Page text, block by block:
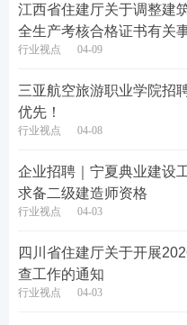
五、结果应用
年度评价结果对在冀企
评价结果为A、B等次的
六、组织实施
责，省出省建筑队伍服
附件： 2025年度评价表
江西省住建厅关于调整建
全生产考核合格证书有关
行业视点 04-09
三亚航空旅游职业学院招
优先！
行业视点 04-08
企业招聘｜宁夏典业建设
求备二级建造师资格
行业视点 04-03
四川省住建厅关于开展
查工作的通知
行业视点 04-03